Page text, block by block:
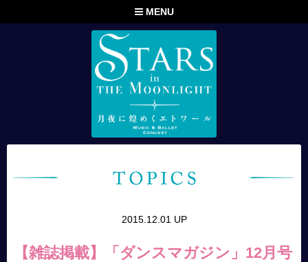
MENU
2015.12.01 UP
【雑誌掲載】「ダンスマガジン」12月号